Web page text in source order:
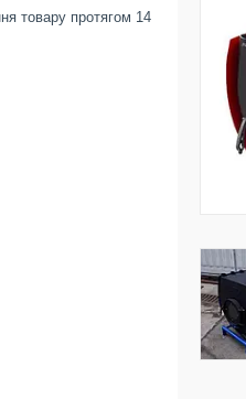
товару протягом 14